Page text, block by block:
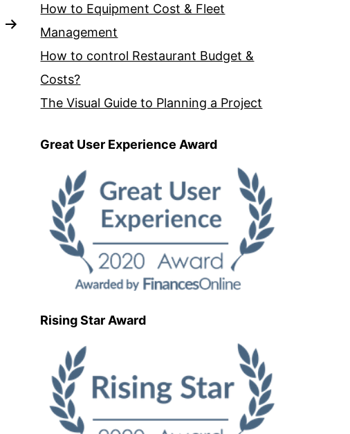
How to Equipment Cost & Fleet
Management
How to control Restaurant Budget &
Costs?
The Visual Guide to Planning a Project
Great User Experience Award
Rising Star Award